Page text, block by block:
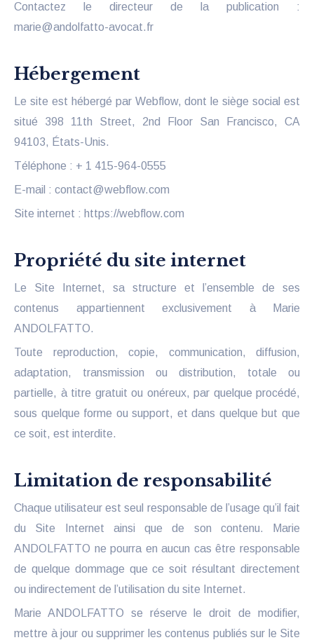
Contactez le directeur de la publication :
marie@andolfatto-avocat.fr
Hébergement
Le site est hébergé par Webflow, dont le siège social est
situé 398 11th Street, 2nd Floor San Francisco, CA
94103, États-Unis.
Téléphone : + 1 415-964-0555
E-mail : contact@webflow.com
Site internet : https://webflow.com
Propriété du site internet
Le Site Internet, sa structure et l’ensemble de ses
contenus appartiennent exclusivement à Marie
ANDOLFATTO.
Toute reproduction, copie, communication, diffusion,
adaptation, transmission ou distribution, totale ou
partielle, à titre gratuit ou onéreux, par quelque procédé,
sous quelque forme ou support, et dans quelque but que
ce soit, est interdite.
Limitation de responsabilité
Chaque utilisateur est seul responsable de l’usage qu’il fait
du Site Internet ainsi que de son contenu. Marie
ANDOLFATTO ne pourra en aucun cas être responsable
de quelque dommage que ce soit résultant directement
ou indirectement de l’utilisation du site Internet.
Marie ANDOLFATTO se réserve le droit de modifier,
mettre à jour ou supprimer les contenus publiés sur le Site